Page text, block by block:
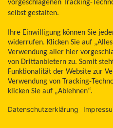
Land ändern
Libre, das Schmetterlingslogo, die Form
die Farbe Gelb sowie sämtliche damit
Designs sind das geistige Eigentum der
Rechteinhaber. Bei den hier gezeigten